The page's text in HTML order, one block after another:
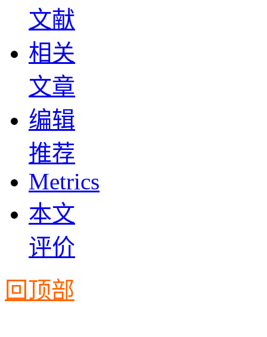
文献
相关
文章
编辑
推荐
Metrics
本文
评价
回顶部